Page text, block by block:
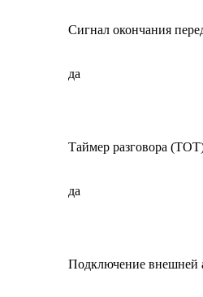
Сигнал окончания
да
Таймер разговора
да
Подключение внешней